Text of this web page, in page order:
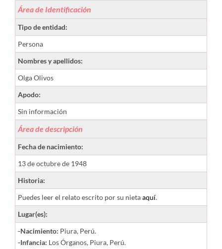
Área de Identificación
Tipo de entidad:
Persona
Nombres y apellidos:
Olga Olivos
Apodo:
Sin información
Área de descripción
Fecha de nacimiento:
13 de octubre de 1948
Historia:
Puedes leer el relato escrito por su nietaaquí.
Lugar(es):
-Nacimiento: Piura, Perú.
-Infancia: Los Órganos, Piura, Perú.